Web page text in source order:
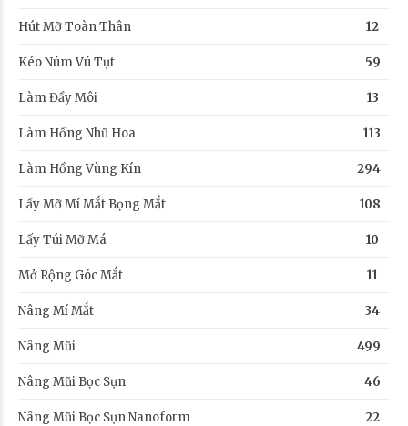
Hút Mỡ Toàn Thân 12
Kéo Núm Vú Tụt 59
Làm Đầy Môi 13
Làm Hồng Nhũ Hoa 113
Làm Hồng Vùng Kín 294
Lấy Mỡ Mí Mắt Bọng Mắt 108
Lấy Túi Mỡ Má 10
Mở Rộng Góc Mắt 11
Nâng Mí Mắt 34
Nâng Mũi 499
Nâng Mũi Bọc Sụn 46
Nâng Mũi Bọc Sụn Nanoform 22